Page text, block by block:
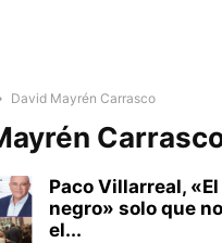
David Mayrén Carrasco
Paco Villarreal,
negro» solo que
el...